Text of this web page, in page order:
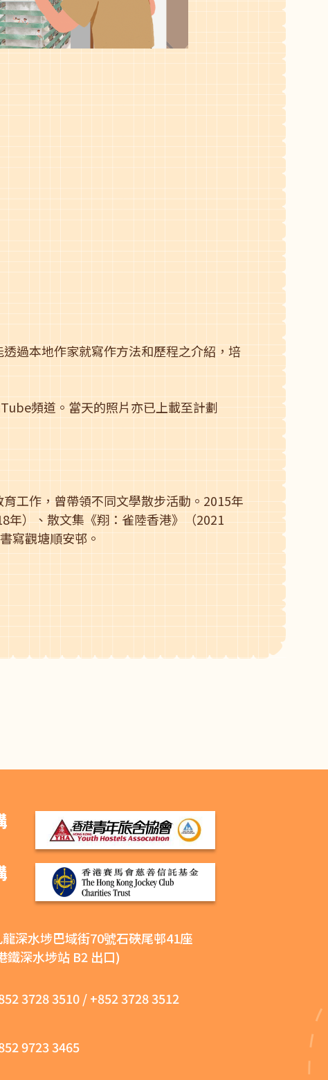
過本地作家就寫作方法和歷程之介紹，培
頻道。當天的照片亦已上載至計劃
工作，曾帶領不同文學散步活動。2015年
年）、散文集《翔：雀陸香港》（2021
寫觀塘順安邨。
龍深水埗巴域街70號石硤尾邨41座
鐵深水埗站 B2 出口)
3728 3510/+852 3728 3512
9723 3465